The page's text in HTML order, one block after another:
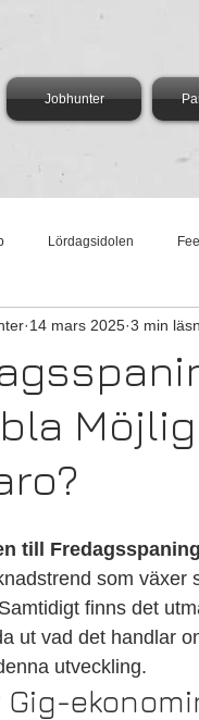
Jobhunter
Lördagsidolen
Supertisdag med Vega
14 mars 2025 3 min
till
som växer
finns det
ut vad det handlar
utveckling.
Gig-